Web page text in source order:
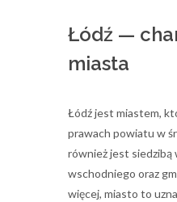
Łódź —
miasta
Łódź jest miastem,
prawach powiatu w
również jest siedzibą
wschodniego oraz
więcej, miasto to